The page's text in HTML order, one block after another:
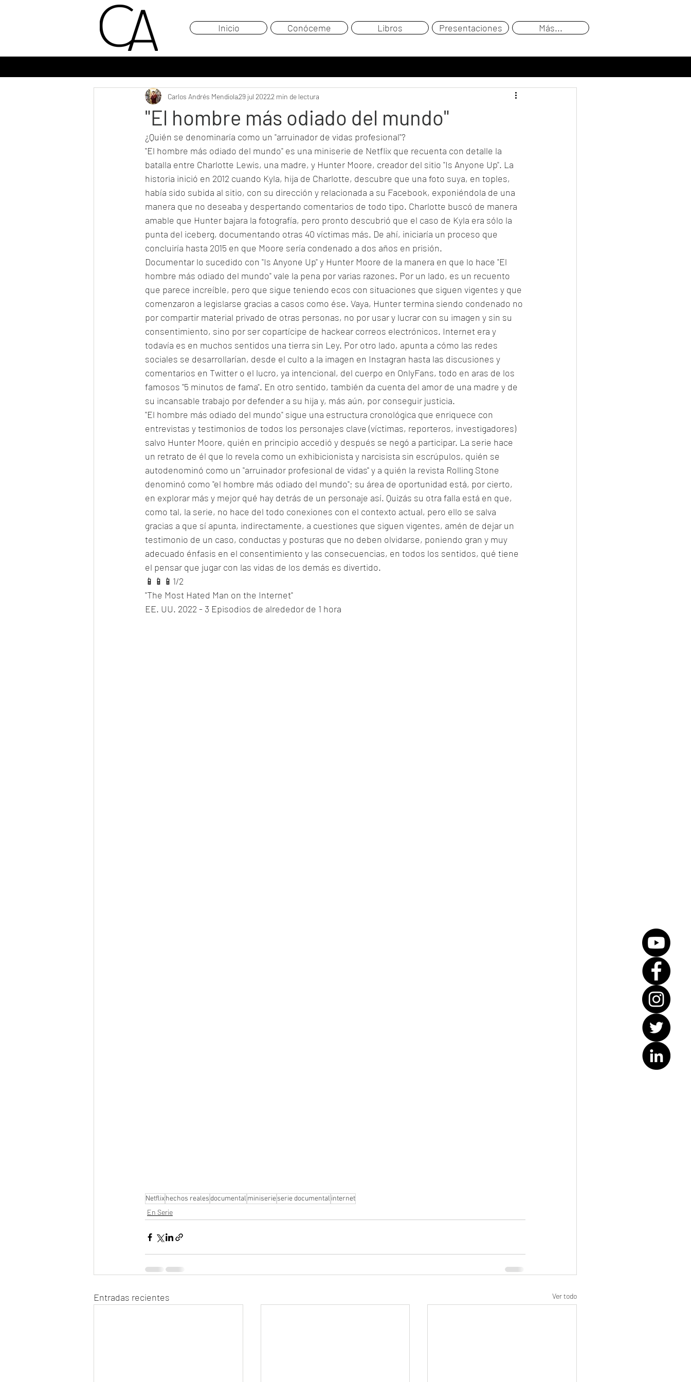
Inicio Conóceme Libros Presentaciones Más...
"El hombre más odiado del mundo"
Carlos Andrés Mendiola29 jul 20222 min de lectura
¿Quién se denominaría como un "arruinador de vidas profesional"?
"El hombre más odiado del mundo" es una miniserie de Netflix que recuenta con detalle la
batalla entre Charlotte Lewis, una madre, y Hunter Moore, creador del sitio "Is Anyone Up". La
historia inició en 2012 cuando Kyla, hija de Charlotte, descubre que una foto suya, en toples,
había sido subida al sitio, con su dirección y relacionada a su Facebook, exponiéndola de una
manera que no deseaba y despertando comentarios de todo tipo. Charlotte buscó de manera
amable que Hunter bajara la fotografía, pero pronto descubrió que el caso de Kyla era sólo la
punta del iceberg, documentando otras 40 víctimas más. De ahí, iniciaría un proceso que
concluiría hasta 2015 en que Moore sería condenado a dos años en prisión.
Documentar lo sucedido con "Is Anyone Up" y Hunter Moore de la manera en que lo hace "El
hombre más odiado del mundo" vale la pena por varias razones. Por un lado, es un recuento
que parece increíble, pero que sigue teniendo ecos con situaciones que siguen vigentes y que
comenzaron a legislarse gracias a casos como ése. Vaya, Hunter termina siendo condenado no
por compartir material privado de otras personas, no por usar y lucrar con su imagen y sin su
consentimiento, sino por ser copartícipe de hackear correos electrónicos. Internet era y
todavía es en muchos sentidos una tierra sin Ley. Por otro lado, apunta a cómo las redes
sociales se desarrollarían, desde el culto a la imagen en Instagran hasta las discusiones y
comentarios en Twitter o el lucro, ya intencional, del cuerpo en OnlyFans, todo en aras de los
famosos "5 minutos de fama". En otro sentido, también da cuenta del amor de una madre y de
su incansable trabajo por defender a su hija y, más aún, por conseguir justicia.
"El hombre más odiado del mundo" sigue una estructura cronológica que enriquece con
entrevistas y testimonios de todos los personajes clave (víctimas, reporteros, investigadores)
salvo Hunter Moore, quién en principio accedió y después se negó a participar. La serie hace
un retrato de él que lo revela como un exhibicionista y narcisista sin escrúpulos, quién se
autodenominó como un "arruinador profesional de vidas" y a quién la revista Rolling Stone
denominó como "el hombre más odiado del mundo"; su área de oportunidad está, por cierto,
en explorar más y mejor qué hay detrás de un personaje así. Quizás su otra falla está en que,
como tal, la serie, no hace del todo conexiones con el contexto actual, pero ello se salva
gracias a que sí apunta, indirectamente, a cuestiones que siguen vigentes, amén de dejar un
testimonio de un caso, conductas y posturas que no deben olvidarse, poniendo gran y muy
adecuado énfasis en el consentimiento y las consecuencias, en todos los sentidos, qué tiene
el pensar que jugar con las vidas de los demás es divertido.
📱📱📱1/2
"The Most Hated Man on the Internet"
EE. UU. 2022 - 3 Episodios de alrededor de 1 hora
Netflixhechos realesdocumental miniserieserie documental internet
En Serie
Entradas recientes Ver todo